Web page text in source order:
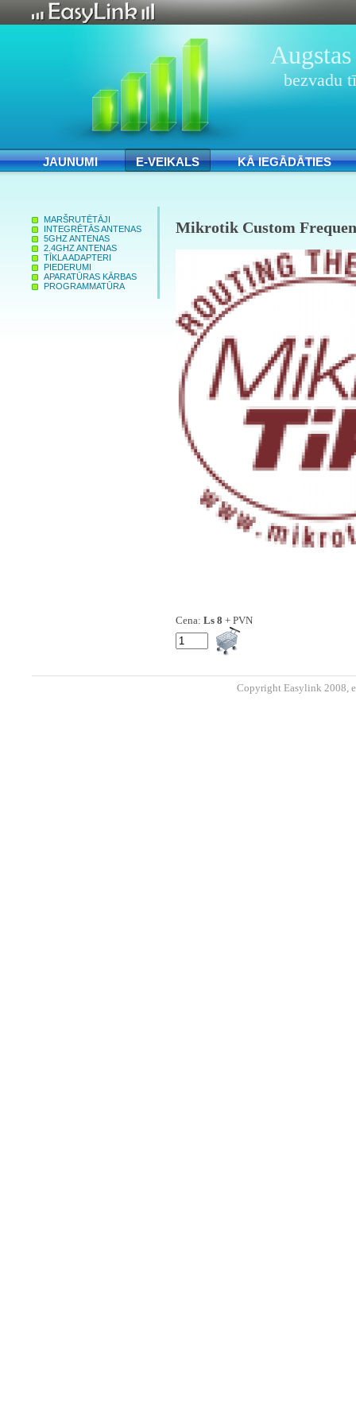
bezvadu
JAUNUMI E-VEIKALS KĀ IEGĀDĀTIES
MARŠRUTĒTĀJI
INTEGRĒTĀS ANTENAS
5GHZ ANTENAS
2.4GHZ ANTENAS
TĪKLA ADAPTERI
PIEDERUMI
APARATŪRAS KĀRBAS
PROGRAMMATŪRA
Mikrotik Custom
Cena: Ls 8 + PVN
Copyright Easylink 2008,